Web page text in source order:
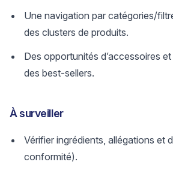
Une navigation par catégories/
des clusters de produits.
Des opportunités d’accessoires
des best-sellers.
À surveiller
Vérifier ingrédients, allégations et
conformité).